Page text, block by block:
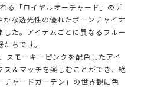
る「ロイヤルオーチャード」のデ
な透光性の優れたボーンチャイナ
た。アイテムごとに異なるフルー
ちです。
スモーキーピンクを配色したアイ
ス＆マッチを楽しむことができ、絶
チャードガーデン」の世界観に色